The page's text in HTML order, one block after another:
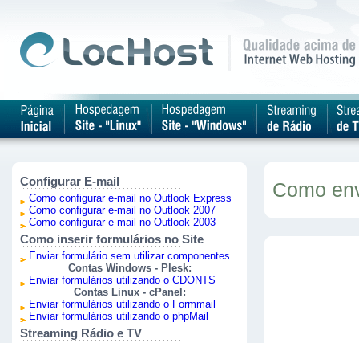
Configurar E-mail
Como configurar e-mail no Outlook Express
Como configurar e-mail no Outlook 2007
Como configurar e-mail no Outlook 2003
Como inserir formulários no Site
Enviar formulário sem utilizar componentes
Contas Windows - Plesk:
Enviar formulários utilizando o CDONTS
Contas Linux - cPanel:
Enviar formulários utilizando o Formmail
Enviar formulários utilizando o phpMail
Streaming Rádio e TV
Como